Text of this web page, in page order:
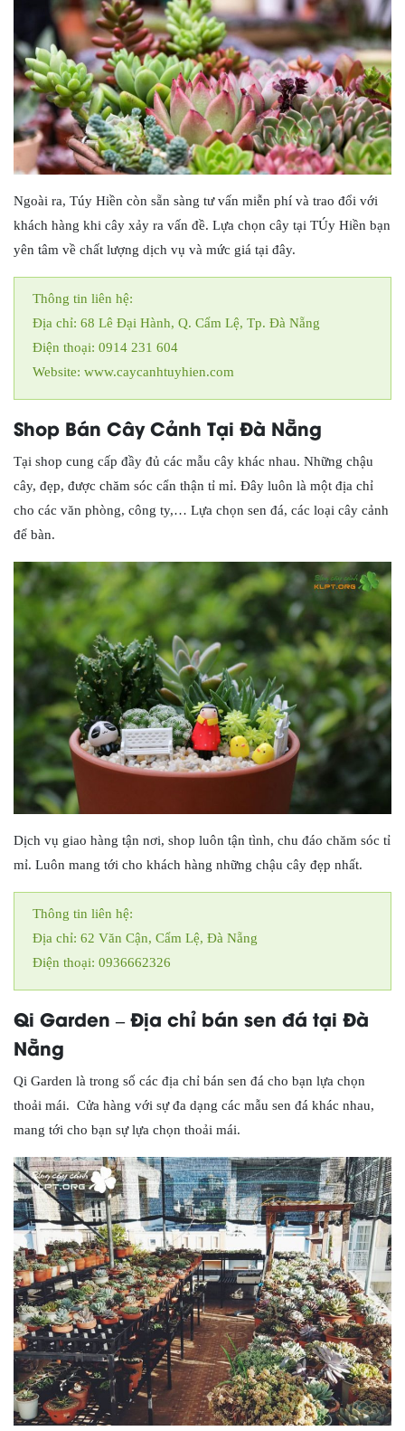
Ngoài ra, Túy Hiền còn sẵn sàng tư vấn miễn phí và trao đổi với
khách hàng khi cây xảy ra vấn đề. Lựa chọn cây tại TÚy Hiền bạn
yên tâm về chất lượng dịch vụ và mức giá tại đây.
Thông tin liên hệ:
Địa chỉ: 68 Lê Đại Hành, Q. Cẩm Lệ, Tp. Đà Nẵng
Điện thoại: 0914 231 604
Website: www.caycanhtuyhien.com
Shop Bán Cây Cảnh Tại Đà Nẵng
Tại shop cung cấp đầy đủ các mẫu cây khác nhau. Những chậu
cây, đẹp, được chăm sóc cẩn thận tỉ mỉ. Đây luôn là một địa chỉ
cho các văn phòng, công ty,… Lựa chọn sen đá, các loại cây cảnh
để bàn.
Dịch vụ giao hàng tận nơi, shop luôn tận tình, chu đáo chăm sóc tỉ
mỉ. Luôn mang tới cho khách hàng những chậu cây đẹp nhất.
Thông tin liên hệ:
Địa chỉ: 62 Văn Cận, Cẩm Lệ, Đà Nẵng
Điện thoại: 0936662326
Qi Garden –Địa chỉ bán sen đá tại Đà
Nẵng
Qi Garden là trong số các địa chỉ bán sen đá cho bạn lựa chọn
thoải mái. Cửa hàng với sự đa dạng các mẫu sen đá khác nhau,
mang tới cho bạn sự lựa chọn thoải mái.